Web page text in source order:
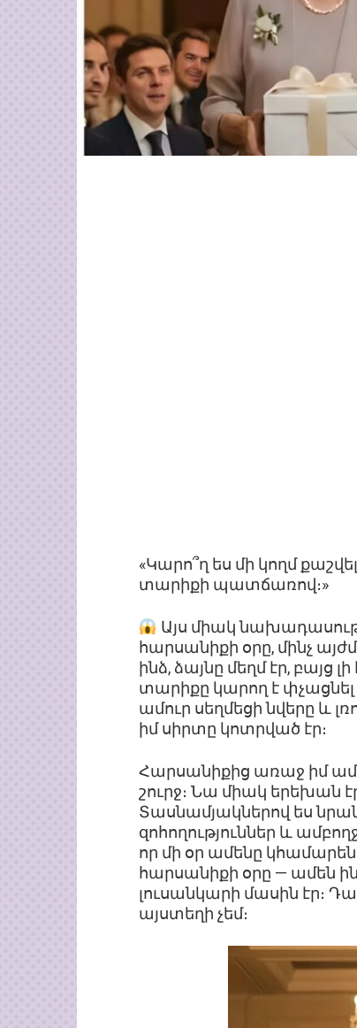
«Կարո՞ղ ես մի կողմ
տարիքի պատճառով։»
Այս միակ
հարսանիքի օրը, մինչ
ինձ, ձայնը մեղմ էր, բայց
տարիքը կարող է
ամուր սեղմեցի նվերը և
իմ սիրտը կոտրված էր։
Հարսանիքից առաջ իմ
շուրջ։ Նա միակ երեխան
Տասնամյակներով ես
զոհողություններ և
որ մի օր ամենը
հարսանիքի օրը — ամեն
լուսանկարի մասին էր։
այստեղի չեմ։